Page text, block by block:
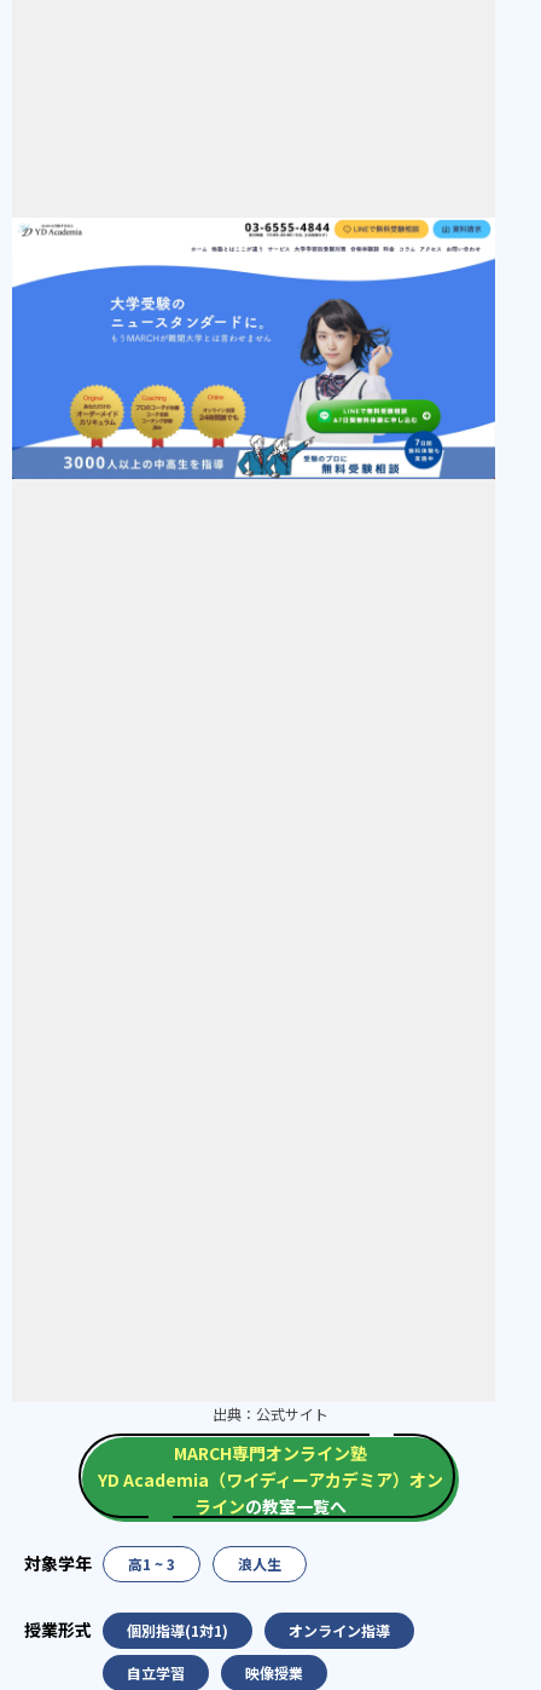
出典： 公式サイト
MARCH専門オンライン塾
YD Academia（ワイディーアカデミア）オン
ラインの教室一覧へ
高1 ~ 3 浪人生
個別指導(1対1) オンライン指導
自立学習 映像授業